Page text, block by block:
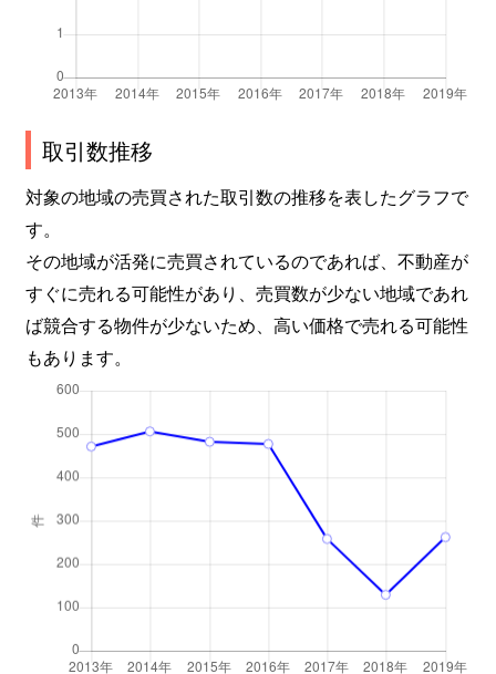
取引数推移
対象の地域の売買された取引数の推移を表したグラフで
す。
その地域が活発に売買されているのであれば、不動産が
すぐに売れる可能性があり、売買数が少ない地域であれ
ば競合する物件が少ないため、高い価格で売れる可能性
もあります。